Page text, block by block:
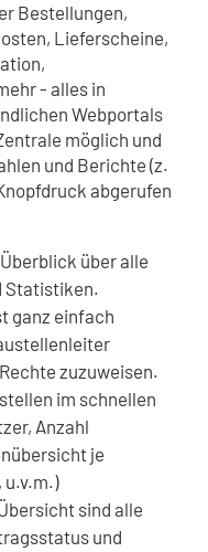
Bestellungen,
Lieferscheine,
- alles in
Webportals
möglich und
und Berichte (z.
abgerufen
über alle
Statistiken.
ganz einfach
zuzuweisen.
im schnellen
Anzahl
je
sind alle
und